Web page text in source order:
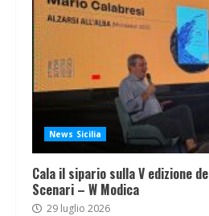
News Sicilia
Cala il sipario sulla V edizione
Scenari – W Modica
29 luglio 2026